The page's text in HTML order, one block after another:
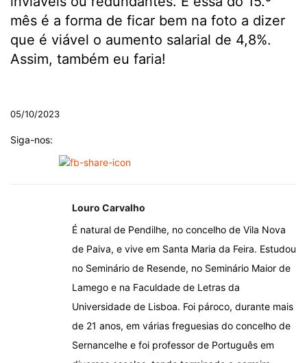
mês é a forma de ficar bem na foto a dizer
que é viável o aumento salarial de 4,8%.
Assim, também eu faria!
05/10/2023
Siga-nos:
Louro Carvalho
É natural de Pendilhe, no concelho de Vila Nova
de Paiva, e vive em Santa Maria da Feira. Estudou
no Seminário de Resende, no Seminário Maior de
Lamego e na Faculdade de Letras da
Universidade de Lisboa. Foi pároco, durante mais
de 21 anos, em várias freguesias do concelho de
Sernancelhe e foi professor de Português em